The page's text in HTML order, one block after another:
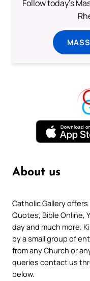
Follow today's
About us
Catholic Gallery offers
Quotes, Bible Online,
day and much more.
by a small group of
from any Church or
queries contact us
below.